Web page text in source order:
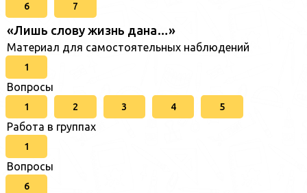
6 7
«Лишь слову жизнь дана…»
Материал для самостоятельных наблюдений
1
Вопросы
1 2 3 4 5
Работа в группах
1
Вопросы
6